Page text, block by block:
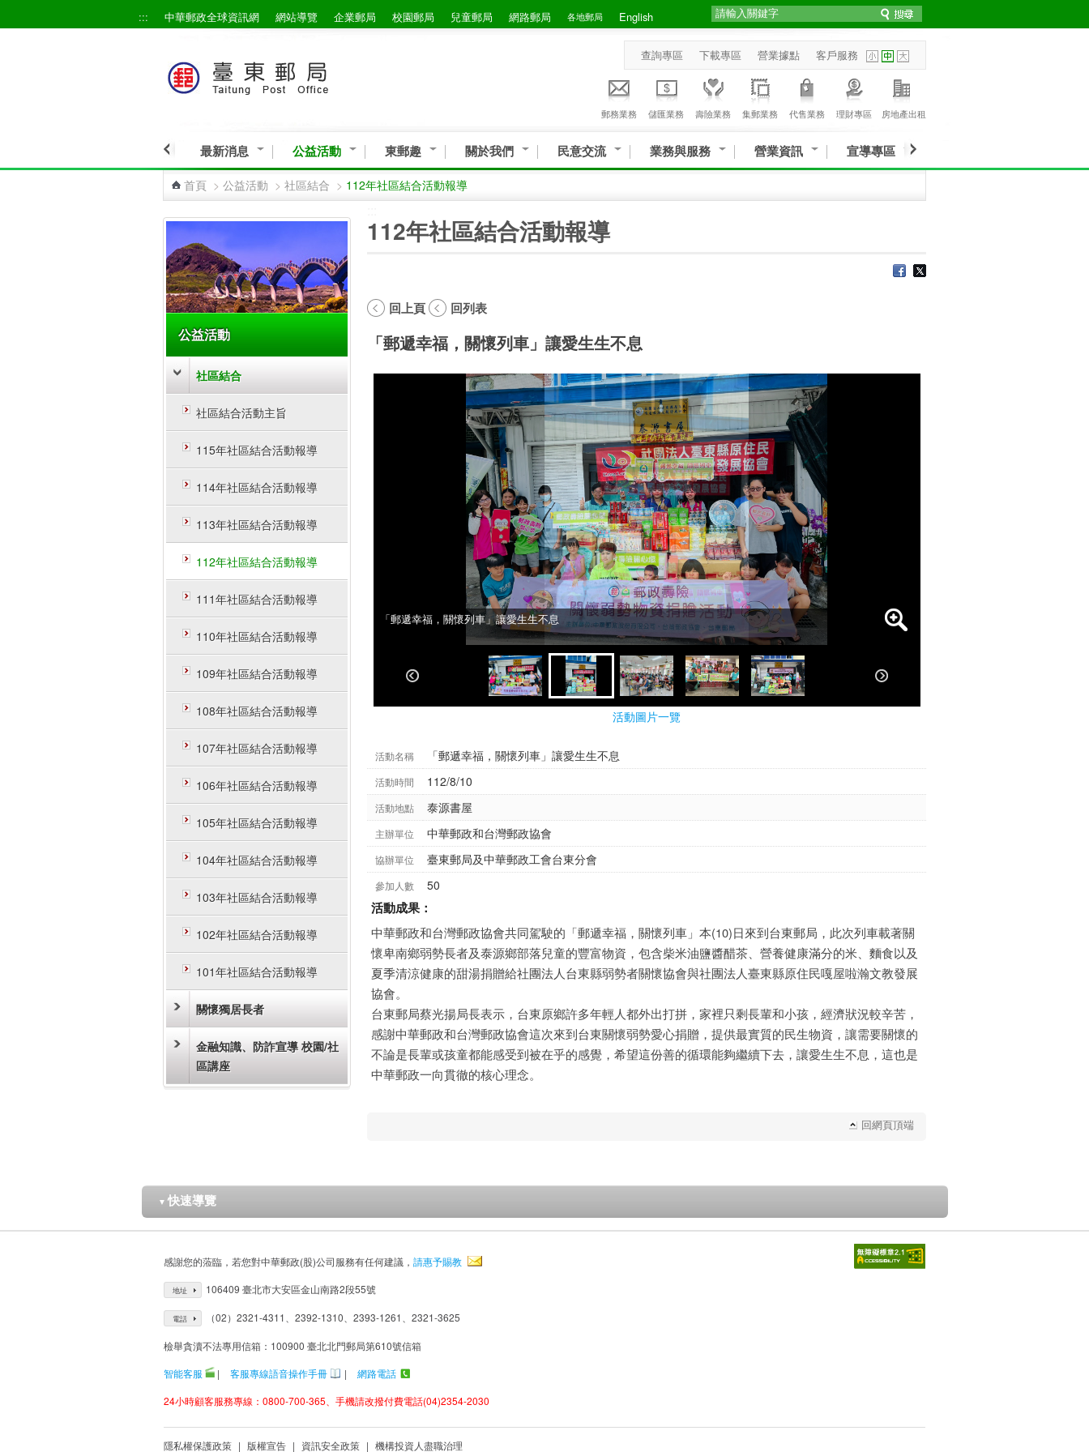
::: 中華郵政全球資訊網 網站導覽 企業郵局 校園郵局 兒童郵局 網路郵局 各地郵局 English
查詢專區 下載專區 營業據點 客戶服務
郵務業務 儲匯業務 壽險業務 集郵業務 代售業務 理財專區 房地產出租
最新消息 公益活動 東郵趣 關於我們 民意交流 業務與服務 營業資訊 宣導專區
首頁 > 公益活動 > 社區結合 > 112年社區結合活動報導
公益活動
社區結合
社區結合活動主旨
115年社區結合活動報導
114年社區結合活動報導
113年社區結合活動報導
112年社區結合活動報導
111年社區結合活動報導
110年社區結合活動報導
109年社區結合活動報導
108年社區結合活動報導
107年社區結合活動報導
106年社區結合活動報導
105年社區結合活動報導
104年社區結合活動報導
103年社區結合活動報導
102年社區結合活動報導
101年社區結合活動報導
關懷獨居長者
金融知識、防詐宣導 校園/社
區講座
112年社區結合活動報導
回上頁 回列表
「郵遞幸福，關懷列車」讓愛生生不息
「郵遞幸福，關懷列車」讓愛生生不息
「郵遞幸福，關懷列車」讓愛生生不息
活動圖片一覽
活動名稱 「郵遞幸福，關懷列車」讓愛生生不息
活動時間 112/8/10
活動地點 泰源書屋
主辦單位 中華郵政和台灣郵政協會
協辦單位 臺東郵局及中華郵政工會台東分會
參加人數 50
活動成果：
中華郵政和台灣郵政協會共同駕駛的「郵遞幸福，關懷列車」本(10)日來到台東郵局，此次列車載著關
懷卑南鄉弱勢長者及泰源鄉部落兒童的豐富物資，包含柴米油鹽醬醋茶、營養健康滿分的米、麵食以及
夏季清涼健康的甜湯捐贈給社團法人台東縣弱勢者關懷協會與社團法人臺東縣原住民嘎屋啦瀚文教發展
協會。
台東郵局蔡光揚局長表示，台東原鄉許多年輕人都外出打拼，家裡只剩長輩和小孩，經濟狀況較辛苦，
感謝中華郵政和台灣郵政協會這次來到台東關懷弱勢愛心捐贈，提供最實質的民生物資，讓需要關懷的
不論是長輩或孩童都能感受到被在乎的感覺，希望這份善的循環能夠繼續下去，讓愛生生不息，這也是
中華郵政一向貫徹的核心理念。
回網頁頂端
▼ 快速導覽
感謝您的蒞臨，若您對中華郵政(股)公司服務有任何建議， 請惠予賜教
地址 106409 臺北市大安區金山南路2段55號
電話 （02）2321-4311、2392-1310、2393-1261、2321-3625
檢舉貪瀆不法專用信箱：100900 臺北北門郵局第610號信箱
智能客服
| 客服專線語音操作手冊 |
網路電話
24小時顧客服務專線：0800-700-365、手機請改撥付費電話(04)2354-2030
隱私權保護政策 | 版權宣告 | 資訊安全政策 | 機構投資人盡職治理